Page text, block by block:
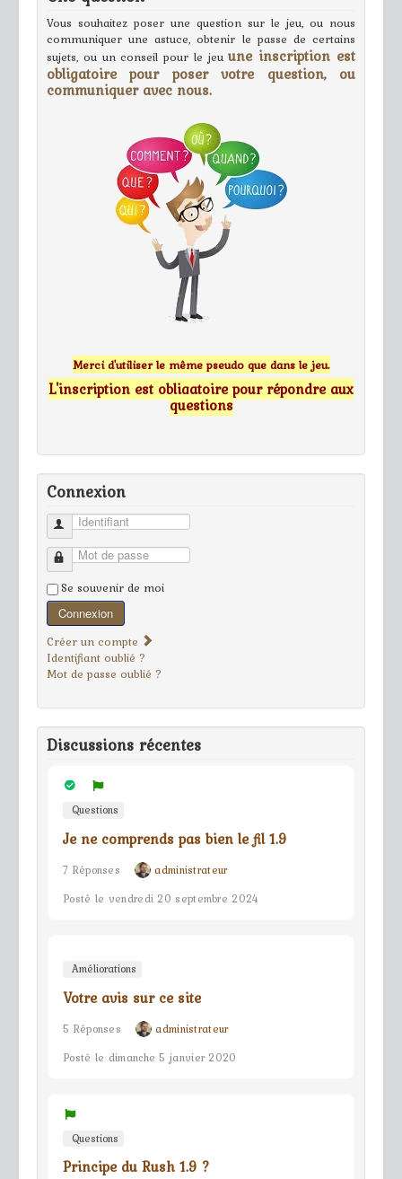
Vous souhaitez poser une question sur le jeu, ou nous
communiquer une astuce, obtenir le passe de certains
sujets, ou un conseil pour le jeuune inscription est
obligatoire pour poser votre question, ou
communiquer avec nous.
Merci d'utiliser le même pseudo que dans le jeu.
L'inscription est obligatoire pour répondre aux
questions
Connexion
Identifiant
Mot de passe
Se souvenir de moi
Connexion
Créer un compte
Identifiant oublié ?
Mot de passe oublié ?
Discussions récentes
Questions
Je ne comprends pas bien le fil 1.9
7 Réponses
administrateur
Posté le vendredi 20 septembre 2024
Améliorations
Votre avis sur ce site
5 Réponses
administrateur
Posté le dimanche 5 janvier 2020
Questions
Principe du Rush 1.9 ?